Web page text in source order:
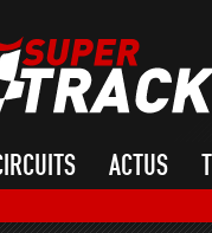
ACTUS